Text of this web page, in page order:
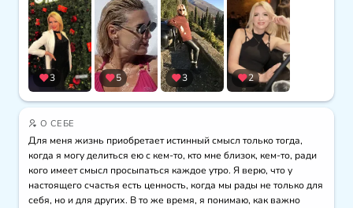
3 5 3 2
О СЕБЕ
Для меня жизнь приобретает истинный смысл только тогда,
когда я могу делиться ею с кем-то, кто мне близок, кем-то, ради
кого имеет смысл просыпаться каждое утро. Я верю, что у
настоящего счастья есть ценность, когда мы рады не только для
себя, но и для других. В то же время, я понимаю, как важно